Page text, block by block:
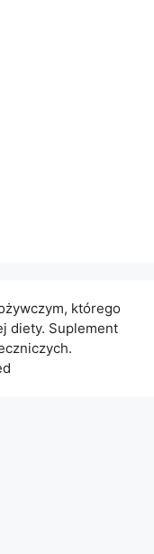
którego
diety. Suplement